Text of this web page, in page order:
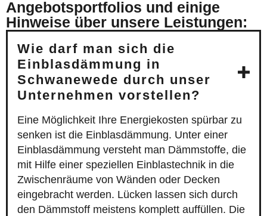
Angebotsportfolios und einige
Hinweise über unsere Leistungen:
Wie darf man sich die
Einblasdämmung in
Schwanewede durch unser
Unternehmen vorstellen?
Eine Möglichkeit Ihre Energiekosten spürbar zu
senken ist die Einblasdämmung. Unter einer
Einblasdämmung versteht man Dämmstoffe, die
mit Hilfe einer speziellen Einblastechnik in die
Zwischenräume von Wänden oder Decken
eingebracht werden. Lücken lassen sich durch
den Dämmstoff meistens komplett auffüllen. Die